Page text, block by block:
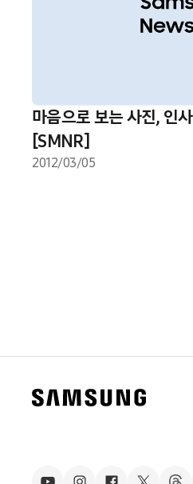
마음으로 보는 사진, 인
[SMNR]
2012/03/05